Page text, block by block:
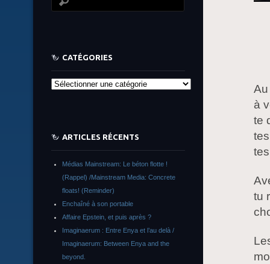
à
te
tu
CATÉGORIES
Catégories
ARTICLES RÉCENTS
Médias Mainstream: Le béton flotte !
(Rappel) /Mainstream Media: Concrete
floats! (Reminder)
Enchaîné à son portable
Affaire Epstein, et puis après ?
Imaginaerum : Entre Enya et l’au delà /
Imaginaerum: Between Enya and the
beyond.